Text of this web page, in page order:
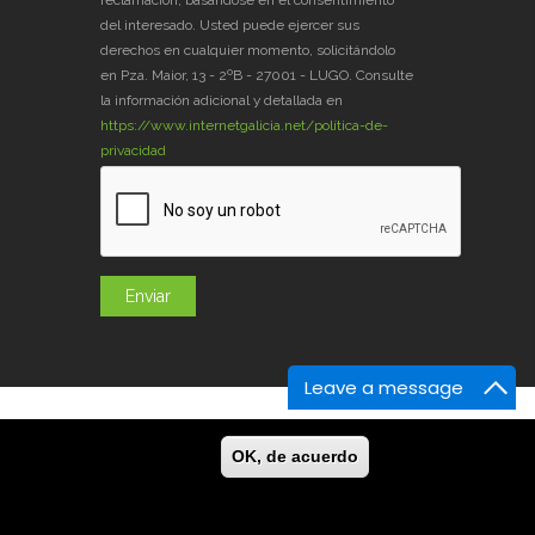
Leave a message
del interesado. Usted puede ejercer sus
derechos en cualquier momento, solicitándolo
en Pza. Maior, 13 - 2ºB - 27001 - LUGO. Consulte
la información adicional y detallada en
https://www.internetgalicia.net/política-de-
privacidad
En la Prensa Contacto
OK, de acuerdo